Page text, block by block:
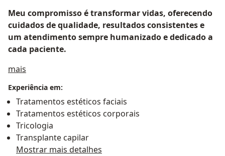
Meu compromisso é transformar vidas, oferecendo
cuidados de qualidade, resultados consistentes e
um atendimento sempre humanizado e dedicado a
cada paciente.
mais
Experiência em:
Tratamentos estéticos faciais
Tratamentos estéticos corporais
Tricologia
Transplante capilar
Mostrar mais detalhes